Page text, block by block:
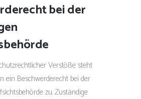
bei der
Verstöße steht
ein Beschwerderecht bei der
zu. Zuständige